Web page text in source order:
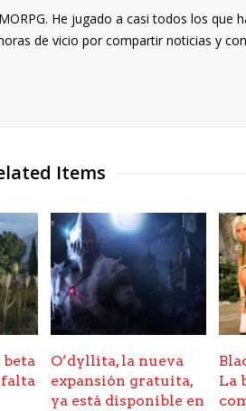
He jugado a casi todos los que
de vicio por compartir noticias y
Items
beta
falta
O’dyllita, la nueva
expansión gratuita,
ya está disponible en
La